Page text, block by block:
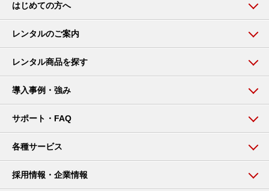
はじめての方へ
レンタルのご案内
レンタル商品を探す
導入事例・強み
サポート・FAQ
各種サービス
採用情報・企業情報